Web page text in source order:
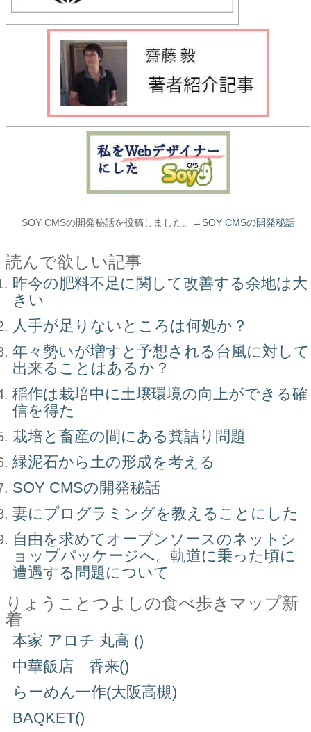
SOY CMSの開発秘話を投稿しました。→SOY CMSの開発秘話
読んで欲しい記事
昨今の肥料不足に関して改善する余地は大
きい
人手が足りないところは何処か？
年々勢いが増すと予想される台風に対して
出来ることはあるか？
稲作は栽培中に土壌環境の向上ができる確
信を得た
栽培と畜産の間にある糞詰り問題
緑泥石から土の形成を考える
SOY CMSの開発秘話
妻にプログラミングを教えることにした
自由を求めてオープンソースのネットシ
ョップパッケージへ。軌道に乗った頃に
遭遇する問題について
りょうことつよしの食べ歩きマップ新
着
本家 アロチ 丸高 ()
中華飯店 香来()
らーめん一作(大阪高槻)
BAQKET()